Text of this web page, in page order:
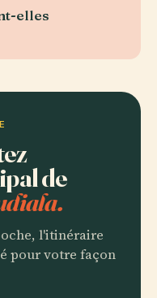
elles
de
l'itinéraire
pour votre façon